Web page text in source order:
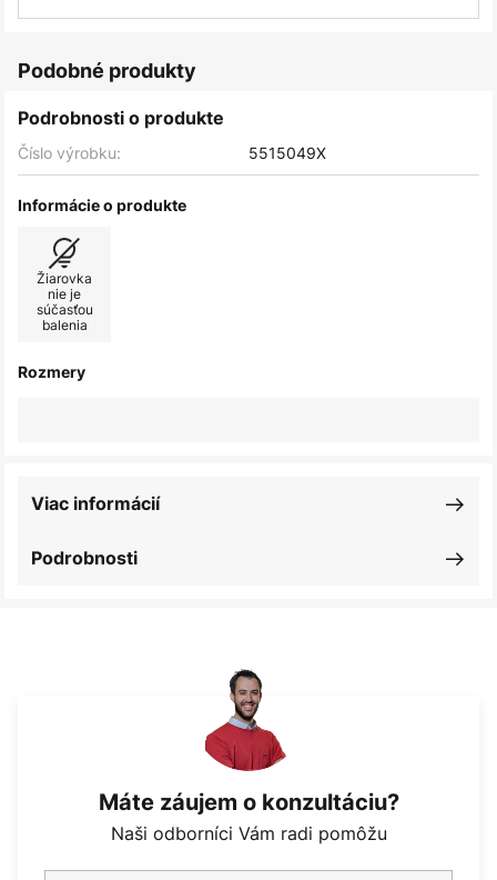
Podobné produkty
Podrobnosti o produkte
Číslo výrobku: 5515049X
Informácie o produkte
Žiarovka
nie je
súčasťou
balenia
Rozmery
Podrobnosti
Viac informácií
Máte záujem o konzultáciu?
Naši odborníci Vám radi pomôžu